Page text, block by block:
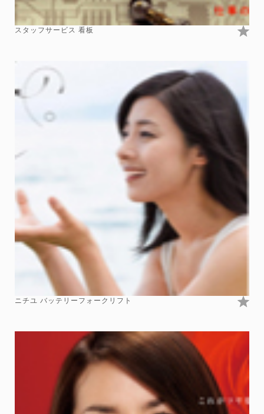
スタッフサービス 看板
ニチユ バッテリーフォークリフト